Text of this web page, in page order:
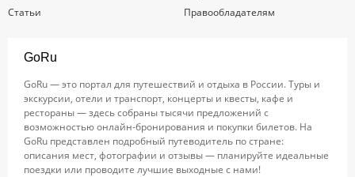
Статьи
Правообладателям
GoRu
GoRu — это портал для путешествий и отдыха в России. Туры и
экскурсии, отели и транспорт, концерты и квесты, кафе и
рестораны — здесь собраны тысячи предложений с
возможностью онлайн-бронирования и покупки билетов. На
GoRu представлен подробный путеводитель по стране:
описания мест, фотографии и отзывы — планируйте идеальные
поездки или проводите лучшие выходные с нами!